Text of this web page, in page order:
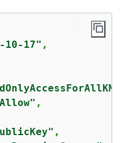
10-17" ,
,
,